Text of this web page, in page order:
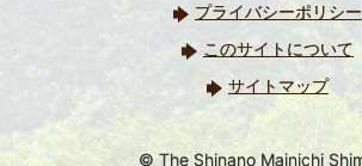
プライバシーポリシー
このサイトについて
サイトマップ
© The Shinano Mainichi